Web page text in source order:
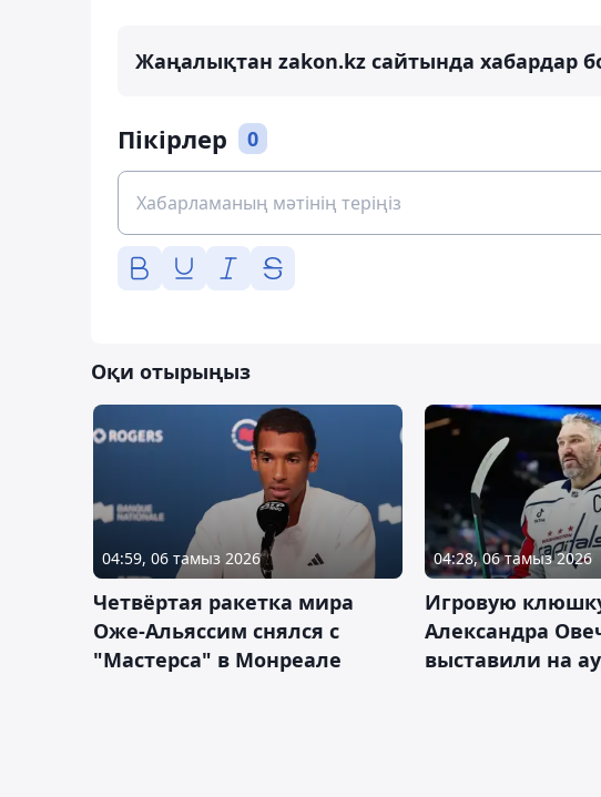
Жаңалықтан zakon.kz сайтында хабардар
Пікірлер 0
Оқи отырыңыз
04:59, 06 тамыз 2026
Четвёртая ракетка мира
Оже-Альяссим снялся с
"Мастерса" в Монреале
04:28, 06 тамыз 2026
Игровую
Александра
выставили на